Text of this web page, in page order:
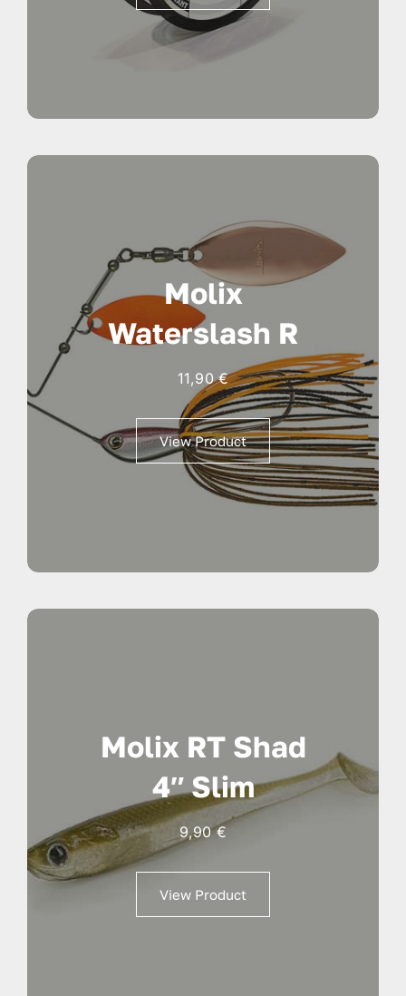
Molix
Waterslash R
11,90€
View Product
Molix RT Shad
4″ Slim
9,90€
View Product